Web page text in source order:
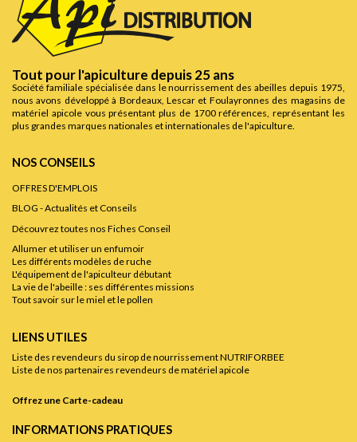
Tout pour l'apiculture depuis 25 ans
Société familiale spécialisée dans le nourrissement des abeilles depuis 1975,
nous avons développé à Bordeaux, Lescar et Foulayronnes des magasins de
matériel apicole vous présentant plus de 1700 références, représentant les
plus grandes marques nationales et internationales de l'apiculture.
NOS CONSEILS
OFFRES D'EMPLOIS
BLOG - Actualités et Conseils
Découvrez toutes nos Fiches Conseil
Allumer et utiliser un enfumoir
Les différents modèles de ruche
L'équipement de l'apiculteur débutant
La vie de l'abeille : ses différentes missions
Tout savoir sur le miel et le pollen
LIENS UTILES
Liste des revendeurs du sirop de nourrissement NUTRIFORBEE
Liste de nos partenaires revendeurs de matériel apicole
Offrez une Carte-cadeau
INFORMATIONS PRATIQUES